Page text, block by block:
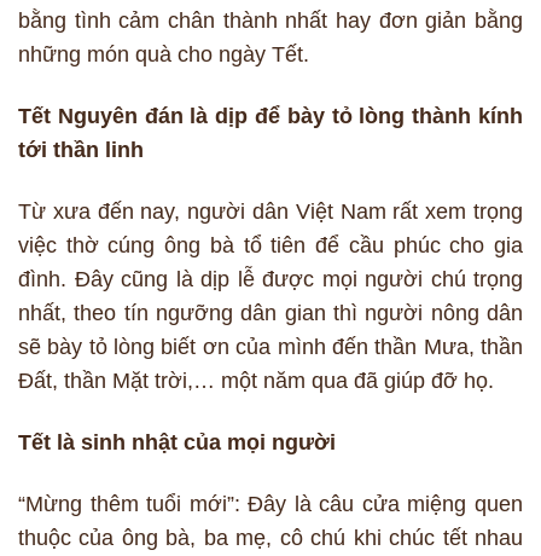
bằng tình cảm chân thành nhất hay đơn giản bằng
những món quà cho ngày Tết.
Tết Nguyên đán là dịp để bày tỏ lòng thành kính
tới thần linh
Từ xưa đến nay, người dân Việt Nam rất xem trọng
việc thờ cúng ông bà tổ tiên để cầu phúc cho gia
đình. Đây cũng là dịp lễ được mọi người chú trọng
nhất, theo tín ngưỡng dân gian thì người nông dân
sẽ bày tỏ lòng biết ơn của mình đến thần Mưa, thần
Đất, thần Mặt trời,… một năm qua đã giúp đỡ họ.
Tết là sinh nhật của mọi người
“Mừng thêm tuổi mới”: Đây là câu cửa miệng quen
thuộc của ông bà, ba mẹ, cô chú khi chúc tết nhau